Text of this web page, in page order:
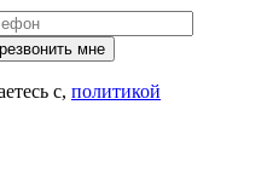
мне
с, политикой